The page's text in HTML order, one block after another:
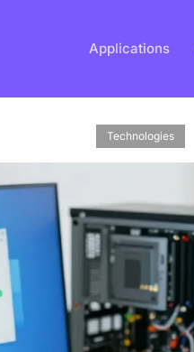
Applications
Technologies